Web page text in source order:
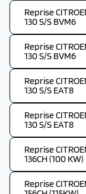
Reprise
130 S/S BVM6
Reprise
130 S/S BVM6
Reprise
130 S/S EAT8
Reprise
130 S/S EAT8
Reprise
136CH (100 KW)
Reprise